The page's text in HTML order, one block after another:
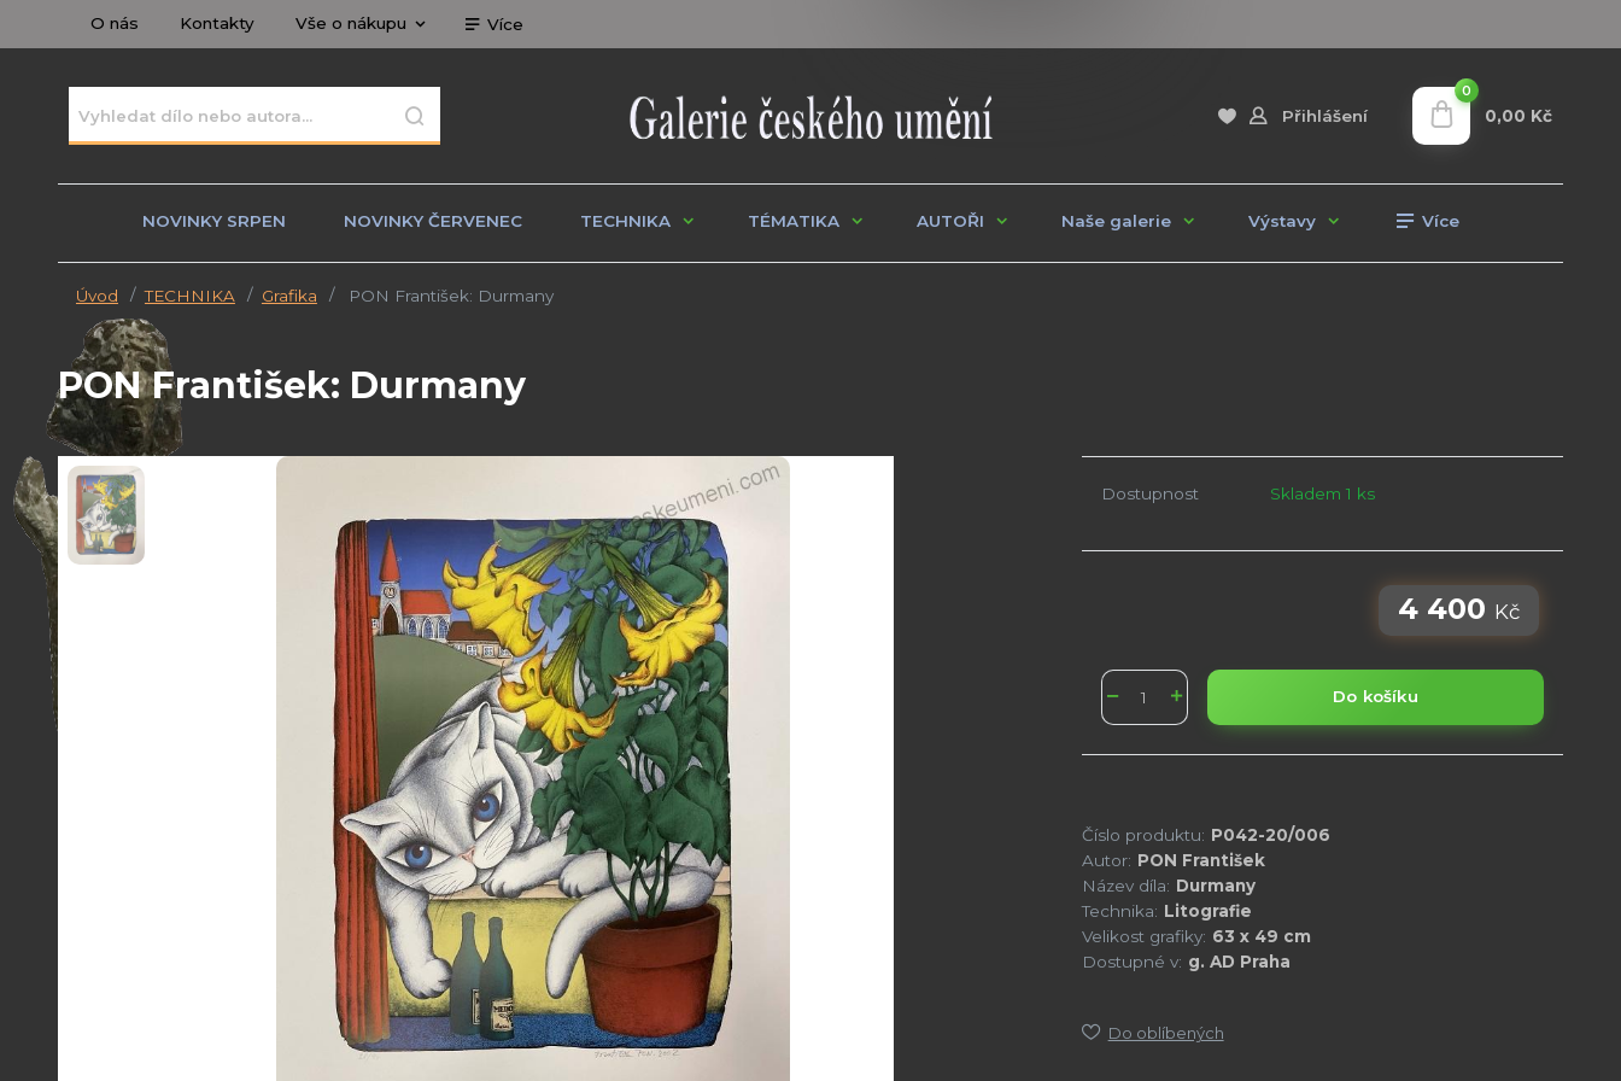
O nás Kontakty Vše o nákupu Více
Přihlášení
0
0,00 Kč
NOVINKY SRPEN NOVINKY ČERVENEC TECHNIKA TÉMATIKA AUTOŘI Naše galerie Výstavy Více
Úvod TECHNIKA Grafika PON František: Durmany
PON František: Durmany
Dostupnost Skladem 1 ks
4 400 Kč
Do košíku
Číslo produktu: P042-20/006
Autor: PON František
Název díla: Durmany
Technika: Litografie
Velikost grafiky: 63 x 49 cm
Dostupné v: g. AD Praha
Do oblíbených